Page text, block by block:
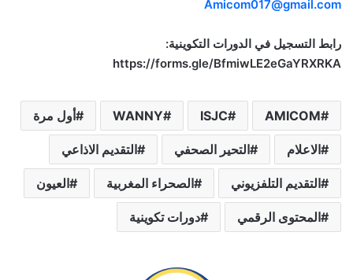
Amicom017@gmail.com
رابط التسجيل في الدورات التكوينية:
https://forms.gle/BfmiwLE2eGaYRXRKA
AMICOM
ISJC
WANNY أول مرة
الاعلام التحير الصحفي التقديم الاذاعي
التقديم التلفزيوني الصحراء المغربية العيون
المحتوى الرقمي دورات تكوينية